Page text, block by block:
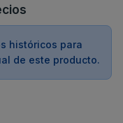
históricos para
de este producto.